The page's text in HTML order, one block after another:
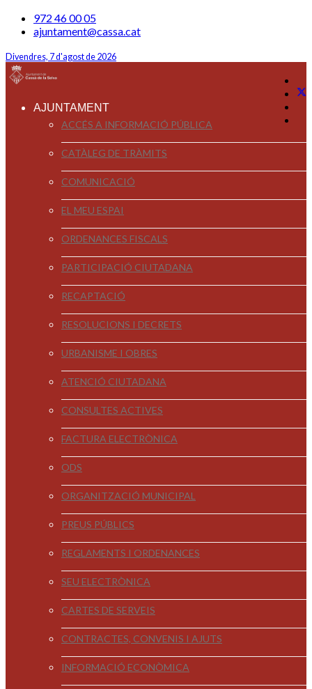
972 46 00 05
ajuntament@cassa.cat
Divendres, 7 d'agost de 2026
AJUNTAMENT
ACCÉS A INFORMACIÓ PÚBLICA
CATÀLEG DE TRÀMITS
COMUNICACIÓ
EL MEU ESPAI
ORDENANCES FISCALS
PARTICIPACIÓ CIUTADANA
RECAPTACIÓ
RESOLUCIONS I DECRETS
URBANISME I OBRES
ATENCIÓ CIUTADANA
CONSULTES ACTIVES
FACTURA ELECTRÒNICA
ODS
ORGANITZACIÓ MUNICIPAL
PREUS PÚBLICS
REGLAMENTS I ORDENANCES
SEU ELECTRÒNICA
CARTES DE SERVEIS
CONTRACTES, CONVENIS I AJUTS
INFORMACIÓ ECONÒMICA